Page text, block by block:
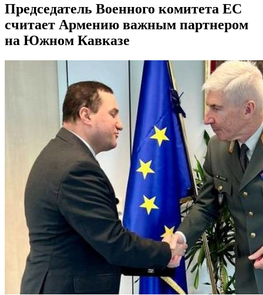
Председатель Военного комитета ЕС
считает Армению важным партнером
на Южном Кавказе